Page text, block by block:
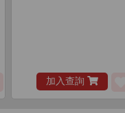
加入查詢